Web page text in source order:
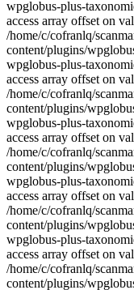
wpglobus-plus-
access array offset on
/home/c/cofranlq/
content/plugins/
wpglobus-plus-
access array offset on
/home/c/cofranlq/
content/plugins/
wpglobus-plus-
access array offset on
/home/c/cofranlq/
content/plugins/
wpglobus-plus-
access array offset on
/home/c/cofranlq/
content/plugins/
wpglobus-plus-
access array offset on
/home/c/cofranlq/
content/plugins/